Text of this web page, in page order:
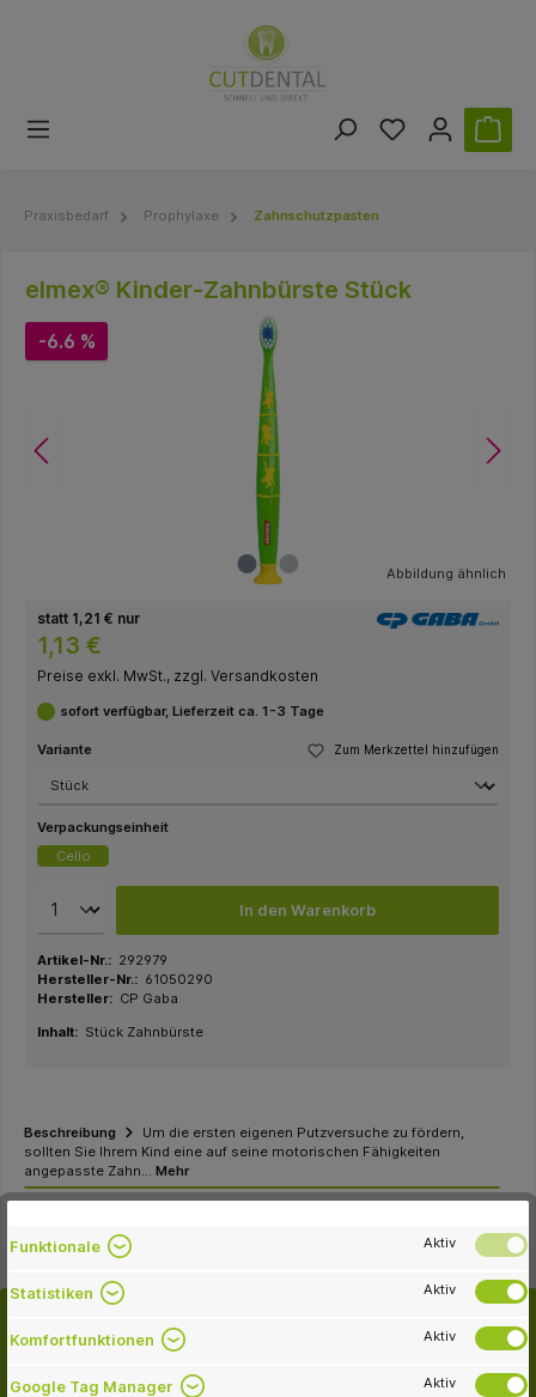
Praxisbedarf Prophylaxe Zahnschutzpasten
elmex® Kinder-Zahnbürste Stück
-6.6 %
Abbildung ähnlich
statt 1,21 € nur
1,13 €
Preise exkl. MwSt., zzgl. Versandkosten
sofort verfügbar, Lieferzeit ca. 1-3 Tage
Zum Merkzettel hinzufügen
Variante
Verpackungseinheit
Cello
In den Warenkorb
Artikel-Nr.: 292979
Hersteller-Nr.: 61050290
Hersteller: CP Gaba
Inhalt: Stück Zahnbürste
Beschreibung
Um die ersten eigenen Putzversuche zu fördern,
sollten Sie Ihrem Kind eine auf seine motorischen Fähigkeiten
angepasste Zahn… Mehr
Kunden kauften auch
Funktionale Aktiv
Statistiken Aktiv
Komfortfunktionen Aktiv
Google Tag Manager Aktiv